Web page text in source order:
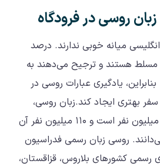
روسی در فرودگاه
میانه خوبی ندارند. درصد
مسلط هستند و ترجیح می‌دهند به
یادگیری عبارات روسی در
سفر بهتری ایجاد کند.زبان روسی،
زبان مادری حدود ۱۴۵ میلیون نفر است و ۱۱۰ میلیون نفر آن
روسی زبان رسمی فدراسیون
رسمی کشورهای بلاروس، قزاقستان،